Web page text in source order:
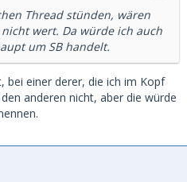
Thread stünden, wären
wert. Da würde ich auch
um SB handelt.
bei einer derer, die ich im Kopf
anderen nicht, aber die würde